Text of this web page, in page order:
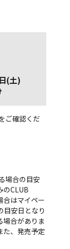
(土)
ご確認くだ
場合の目安
のCLUB
合はマイペー
目安日となり
場合がありま
た、発売予定